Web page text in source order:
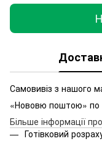
Самовивіз з нашого
«Нововю поштою» по
Більше інформації
Готівковий